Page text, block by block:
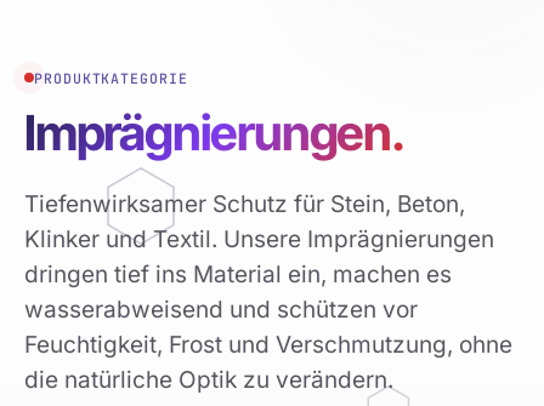
PRODUKTKATEGORIE
Imprägnierungen.
Tiefenwirksamer Schutz für Stein, Beton,
Klinker und Textil. Unsere Imprägnierungen
dringen tief ins Material ein, machen es
wasserabweisend und schützen vor
Feuchtigkeit, Frost und Verschmutzung, ohne
die natürliche Optik zu verändern.